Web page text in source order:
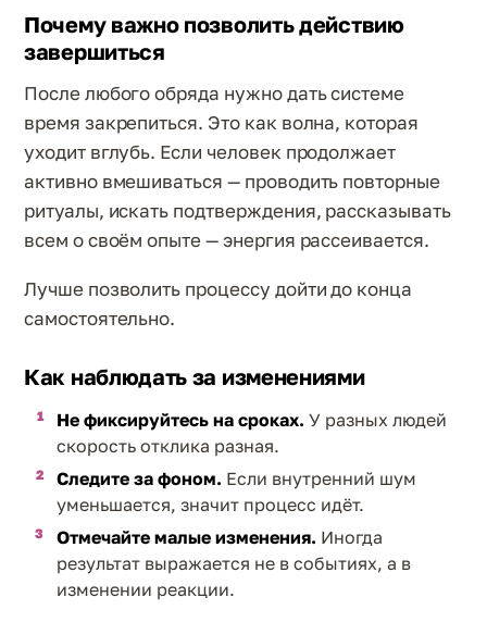
Почему важно позволить действию
завершиться
После любого обряда нужно дать системе
время закрепиться. Это как волна, которая
уходит вглубь. Если человек продолжает
активно вмешиваться — проводить повторные
ритуалы, искать подтверждения, рассказывать
всем о своём опыте — энергия рассеивается.
Лучше позволить процессу дойти до конца
самостоятельно.
Как наблюдать за изменениями
Не фиксируйтесь на сроках. У разных людей
скорость отклика разная.
Следите за фоном. Если внутренний шум
уменьшается, значит процесс идёт.
Отмечайте малые изменения. Иногда
результат выражается не в событиях, а в
изменении реакции.